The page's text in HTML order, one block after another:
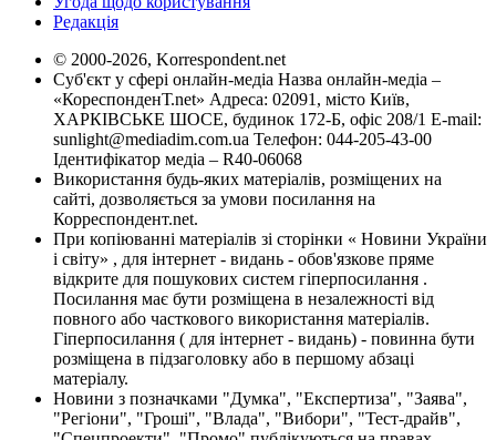
Редакція
© 2000-2026, Korrespondent.net
Суб'єкт у сфері онлайн-медіа Назва онлайн-медіа –
«КореспонденТ.net» Адреса: 02091, місто Київ,
ХАРКІВСЬКЕ ШОСЕ, будинок 172-Б, офіс 208/1 E-mail:
sunlight@mediadim.com.ua Телефон: 044-205-43-00
Ідентифікатор медіа – R40-06068
Використання будь-яких матеріалів, розміщених на
сайті, дозволяється за умови посилання на
Корреспондент.net.
При копіюванні матеріалів зі сторінки « Новини України
і світу» , для інтернет - видань - обов'язкове пряме
відкрите для пошукових систем гіперпосилання .
Посилання має бути розміщена в незалежності від
повного або часткового використання матеріалів.
Гіперпосилання ( для інтернет - видань) - повинна бути
розміщена в підзаголовку або в першому абзаці
матеріалу.
Новини з позначками "Думка", "Експертиза", "Заява",
"Регіони", "Гроші", "Влада", "Вибори", "Тест-драйв",